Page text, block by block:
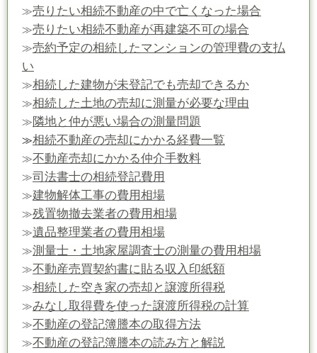
≫売りたい相続不動産の中で亡くなった場合
≫売りたい相続不動産が再建築不可の場合
≫売約予定の相続したマンションの管理費の支払
い
≫相続した建物が未登記でも売却できるか
≫相続した土地の売却に測量が必要な理由
≫隣地と仲が悪い場合の測量問題
≫相続不動産の売却にかかる経費一覧
≫不動産売却にかかる仲介手数料
≫司法書士の相続登記費用
≫建物解体工事の費用相場
≫残置物撤去業者の費用相場
≫遺品整理業者の費用相場
≫測量士・土地家屋調査士の測量の費用相場
≫不動産売買契約書に貼る収入印紙額
≫相続した空き家の売却と譲渡所得税
≫みなし取得費を使った譲渡所得税の計算
≫不動産の登記簿謄本の取得方法
≫不動産の登記簿謄本の読み方と解説